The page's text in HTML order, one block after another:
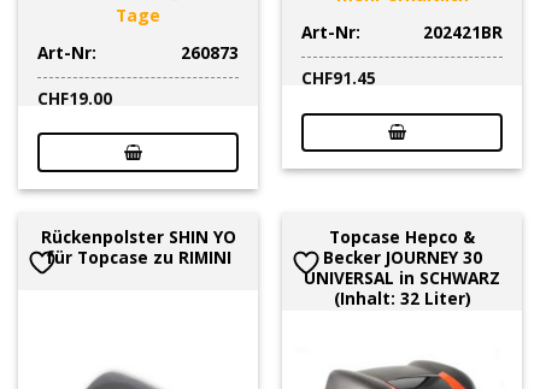
Tage
Art-Nr:
260873
CHF19.00
Art-Nr:
202421BR
CHF91.45
Rückenpolster SHIN YO
für Topcase zu RIMINI
Topcase Hepco &
Becker JOURNEY 30
UNIVERSAL in SCHWARZ
(Inhalt: 32 Liter)